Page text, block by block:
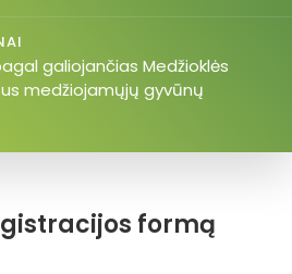
formą
galiojančias Medžioklės
medžiojamųjų gyvūnų